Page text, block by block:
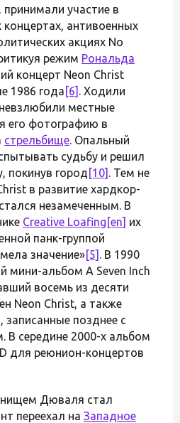
, принимали участие в
антивоенных
акциях No
режим Рональда
концерт Neon Christ
1986 года [6] . Ходили
местные
его фотографию в
стрельбище. Опальный
судьбу и решил
покинув город [10] . Тем не
в развитие хардкор-
незамеченным. В
Creative Loafing [en] их
панк-группой
значение»[5] . В 1990
мини-альбом A Seven Inch
восемь из десяти
Neon Christ, а также
позднее с
середине 2000-х альбом
для реюнион-концертов
Дюваля стал
переехал на Западное